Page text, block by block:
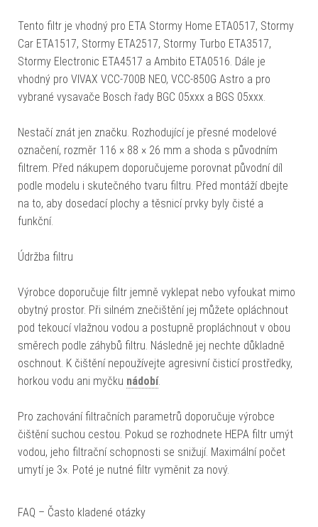
Tento filtr je vhodný pro ETA Stormy Home ETA0517, Stormy
Car ETA1517, Stormy ETA2517, Stormy Turbo ETA3517,
Stormy Electronic ETA4517 a Ambito ETA0516. Dále je
vhodný pro VIVAX VCC-700B NEO, VCC-850G Astro a pro
vybrané vysavače Bosch řady BGC 05xxx a BGS 05xxx.
Nestačí znát jen značku. Rozhodující je přesné modelové
označení, rozměr 116 × 88 × 26 mm a shoda s původním
filtrem. Před nákupem doporučujeme porovnat původní díl
podle modelu i skutečného tvaru filtru. Před montáží dbejte
na to, aby dosedací plochy a těsnicí prvky byly čisté a
funkční.
Údržba filtru
Výrobce doporučuje filtr jemně vyklepat nebo vyfoukat mimo
obytný prostor. Při silném znečištění jej můžete opláchnout
pod tekoucí vlažnou vodou a postupně propláchnout v obou
směrech podle záhybů filtru. Následně jej nechte důkladně
oschnout. K čištění nepoužívejte agresivní čisticí prostředky,
horkou vodu ani myčku nádobí.
Pro zachování filtračních parametrů doporučuje výrobce
čištění suchou cestou. Pokud se rozhodnete HEPA filtr umýt
vodou, jeho filtrační schopnosti se snižují. Maximální počet
umytí je 3×. Poté je nutné filtr vyměnit za nový.
FAQ – Často kladené otázky